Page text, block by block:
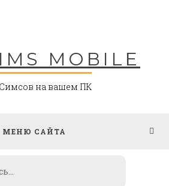
MOBILE
на вашем ПК
МЕНЮ САЙТА